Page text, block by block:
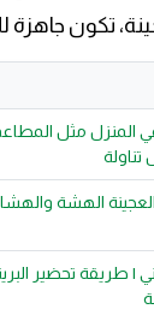
تكون
المنزل مثل
تناولة
الهشة
| طريقة تحضير